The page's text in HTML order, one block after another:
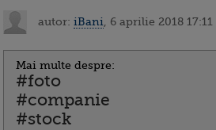
autor: iBani , 6 aprilie 2018 17:11
Mai multe despre:
#foto
#companie
#stock